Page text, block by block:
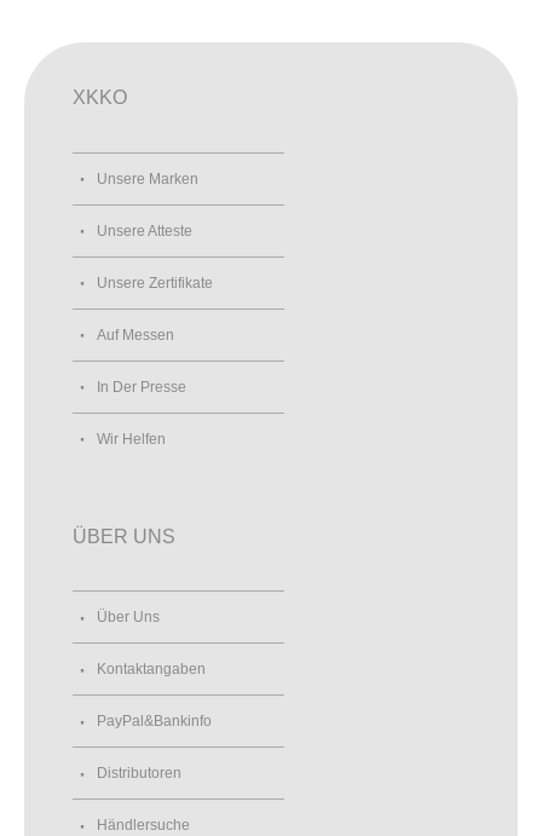
XKKO
Unsere Marken
Unsere Atteste
Unsere Zertifikate
Auf Messen
In Der Presse
Wir Helfen
ÜBER UNS
Über Uns
Kontaktangaben
PayPal&Bankinfo
Distributoren
Händlersuche